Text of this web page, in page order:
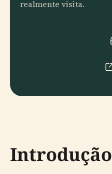
realmente visita.
Introdução